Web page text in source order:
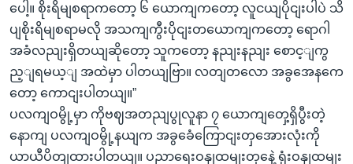
ပေါ့။ စိုးရိမျစရာကတော့ ၆ ယောကျကတော့ လူငယျပိုငျးပါပဲ သိ
ပျစိုးရိမျစရာမလို အသကျကွီးပိုငျးတယောကျကတော့ ရောဂါ
အခံလညျးရှိတယျဆိုတော့ သူကတော့ နညျးနညျး စောင့ျကွ
ည့ျရမယ့ျ အထဲမှာ ပါတယျဗြာ။ လတျတလော အခွအေနကေ
တော့ ကောငျးပါတယျ။”
ပလကျဝမွို့မှာ ကိုဗဈအတညျပွုလူနာ ၇ ယောကျတှေ့ရှိပွီးတဲ့
နောကျ ပလကျဝမွို့နယျက အခွခေံကြောငျးတှအေားလုံးကို
ယာယီပိတျထားပါတယျ။ ပညာရေးဝနျထမျးတှနေဲ့ ရုံးဝနျထမျး